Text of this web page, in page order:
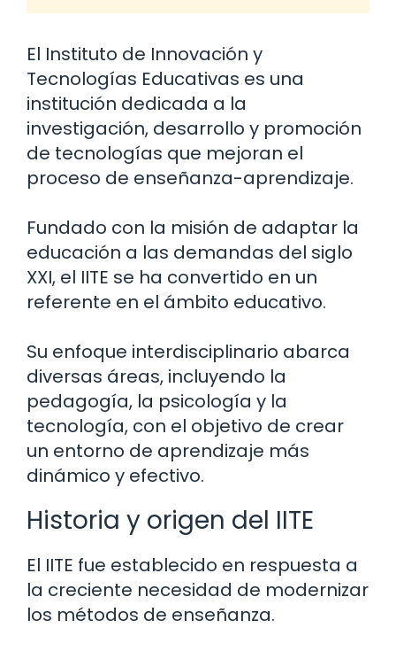
El Instituto de Innovación y
Tecnologías Educativas es una
institución dedicada a la
investigación, desarrollo y promoción
de tecnologías que mejoran el
proceso de enseñanza-aprendizaje.
Fundado con la misión de adaptar la
educación a las demandas del siglo
XXI, el IITE se ha convertido en un
referente en el ámbito educativo.
Su enfoque interdisciplinario abarca
diversas áreas, incluyendo la
pedagogía, la psicología y la
tecnología, con el objetivo de crear
un entorno de aprendizaje más
dinámico y efectivo.
Historia y origen del IITE
El IITE fue establecido en respuesta a
la creciente necesidad de modernizar
los métodos de enseñanza.